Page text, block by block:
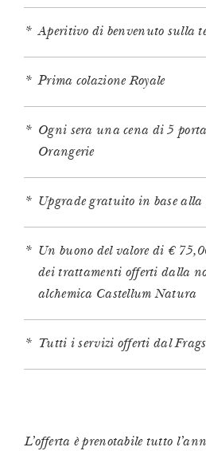
Aperitivo di benvenuto sulla
Prima colazione Royale
Ogni sera una cena di 5
Orangerie
Upgrade gratuito in base
Un buono del valore di €
dei trattamenti offerti dalla
alchemica Castellum Natura
Tutti i servizi offerti dal
L’offerta è prenotabile tutto